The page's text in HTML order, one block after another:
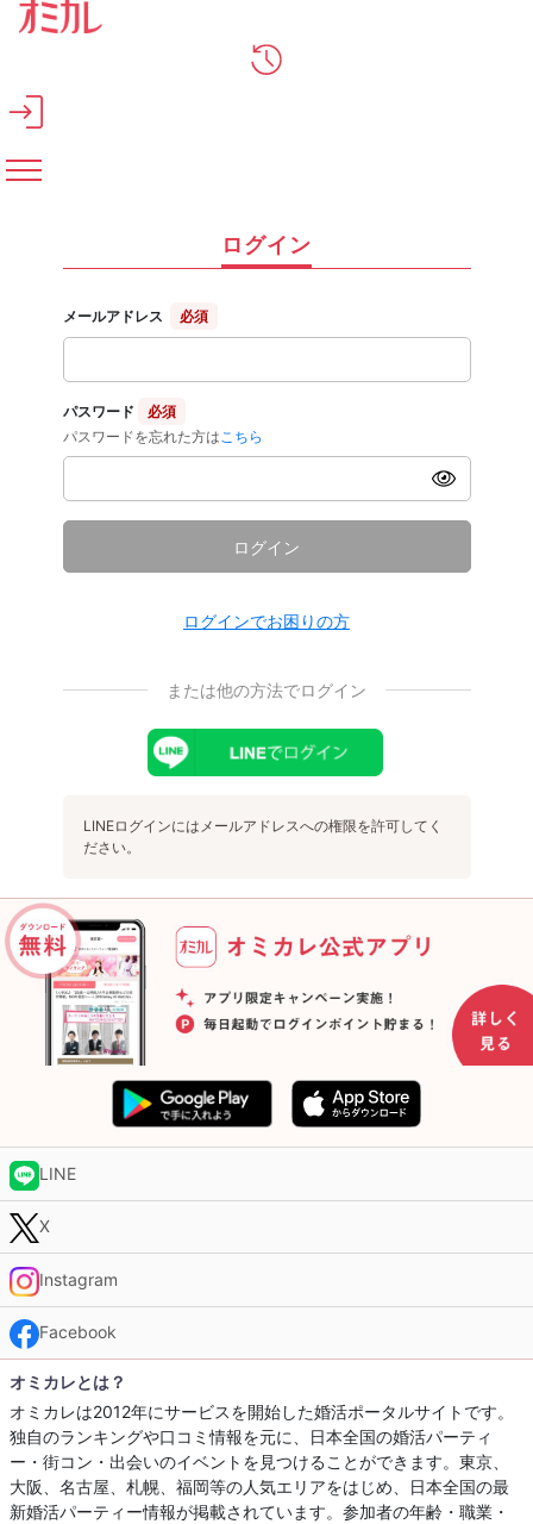
メインコンテンツへスキップ
ログイン
メールアドレス 必須
パスワード
必須
パスワードを忘れた方は こちら
ログイン
ログインでお困りの方
または他の方法でログイン
LINEログインにはメールアドレスへの権限を許可してく
ださい。
LINE
X
Instagram
Facebook
オミカレとは？
オミカレは2012年にサービスを開始した婚活ポータルサイトです。
独自のランキングや口コミ情報を元に、日本全国の婚活パーティ
ー・街コン・出会いのイベントを見つけることができます。東京、
大阪、名古屋、札幌、福岡等の人気エリアをはじめ、日本全国の最
新婚活パーティー情報が掲載されています。参加者の年齢・職業・